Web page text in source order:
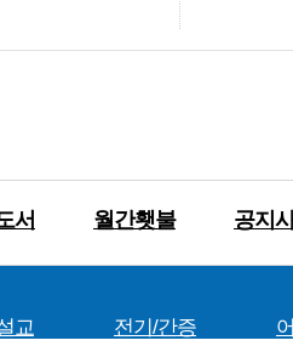
서 월간횃불 공지
교 전기/간증